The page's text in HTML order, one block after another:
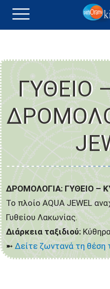
ΓΥΘΕΙΟ
ΔΡΟΜΟΛΟΓΙΑ: ΓΥΘΕΙΟ –
Το πλοίο AQUA JEWEL
Γυθείου Λακωνίας.
Διάρκεια ταξιδιού:
➼ Δείτε ζωντανά τη θέση